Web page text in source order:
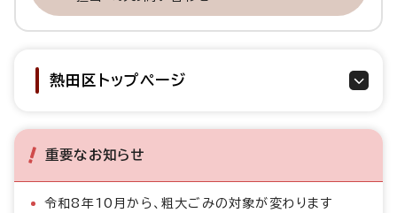
熱田区トップページ
重要なお知らせ
令和8年10月から、粗大ごみの対象が変わります